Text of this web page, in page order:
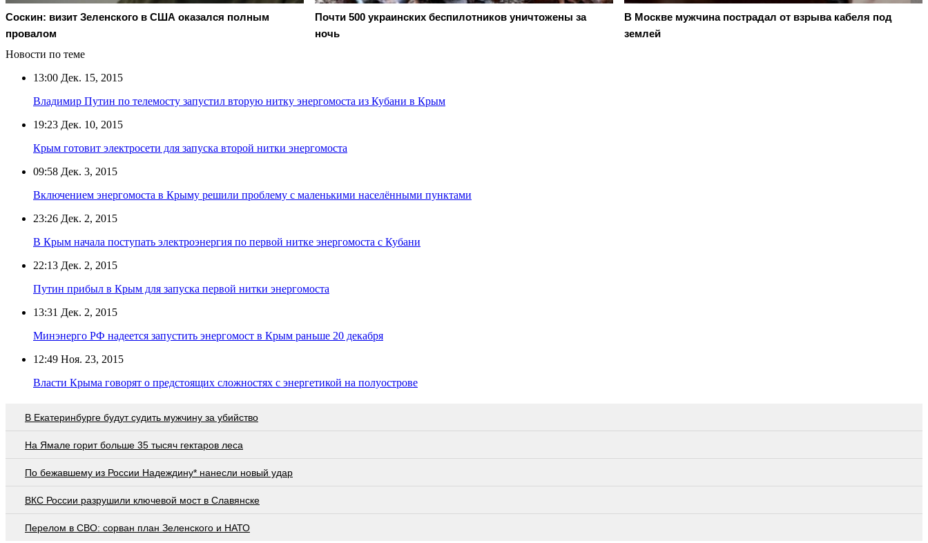
Соскин: визит Зеленского в США оказался полным
провалом
Почти 500 украинских беспилотников уничтожены за
ночь
В Москве мужчина пострадал от взрыва кабеля под
землей
Новости по теме
13:00 Дек. 15, 2015
Владимир Путин по телемосту запустил вторую нитку энергомоста из Кубани в Крым
19:23 Дек. 10, 2015
Крым готовит электросети для запуска второй нитки энергомоста
09:58 Дек. 3, 2015
Включением энергомоста в Крыму решили проблему с маленькими населёнными пунктами
23:26 Дек. 2, 2015
В Крым начала поступать электроэнергия по первой нитке энергомоста с Кубани
22:13 Дек. 2, 2015
Путин прибыл в Крым для запуска первой нитки энергомоста
13:31 Дек. 2, 2015
Минэнерго РФ надеется запустить энергомост в Крым раньше 20 декабря
12:49 Ноя. 23, 2015
Власти Крыма говорят о предстоящих сложностях с энергетикой на полуострове
В Екатеринбурге будут судить мужчину за убийство
На Ямале горит больше 35 тысяч гектаров леса
По бежавшему из России Надеждину* нанесли новый удар
ВКС России разрушили ключевой мост в Славянске
Перелом в СВО: сорван план Зеленского и НАТО